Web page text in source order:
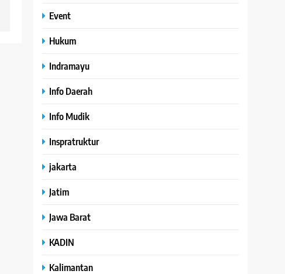
Event
Hukum
Indramayu
Info Daerah
Info Mudik
Inspratruktur
jakarta
Jatim
Jawa Barat
KADIN
Kalimantan